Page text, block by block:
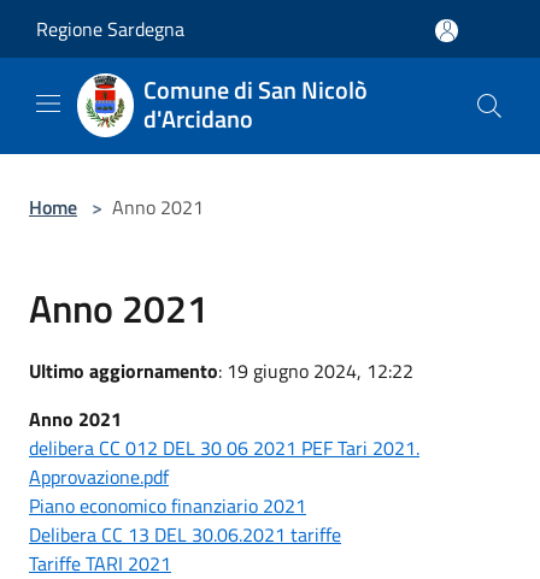
Regione Sardegna
Comune di San Nicolò
d'Arcidano
Home > Anno 2021
Anno 2021
Ultimo aggiornamento: 19 giugno 2024, 12:22
Anno 2021
delibera CC 012 DEL 30 06 2021 PEF Tari 2021.
Approvazione.pdf
Piano economico finanziario 2021
Delibera CC 13 DEL 30.06.2021 tariffe
Tariffe TARI 2021